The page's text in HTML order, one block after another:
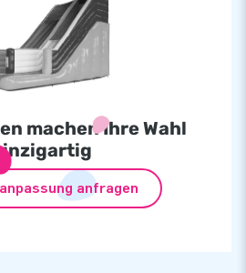
machen Ihre Wahl
anfragen